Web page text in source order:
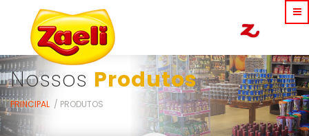
Nossos Produtos
PRINCIPAL PRODUTOS